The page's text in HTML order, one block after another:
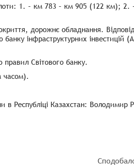
лоти: 1. – км 783 – км 905 (122 км);
дорожнє обладнання.
інфраструктурних
правил Світового банку.
часом).
в Республіці Казахстан: Володимир